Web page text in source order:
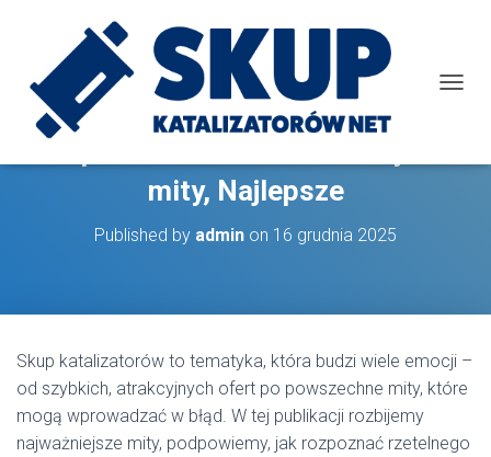
I
O
mity, Najlepsze
Published by admin on 16 grudnia 2025
Skup katalizatorów to tematyka, która budzi wiele emocji –
od szybkich, atrakcyjnych ofert po powszechne mity, które
mogą wprowadzać w błąd. W tej publikacji rozbijemy
najważniejsze mity, podpowiemy, jak rozpoznać rzetelnego